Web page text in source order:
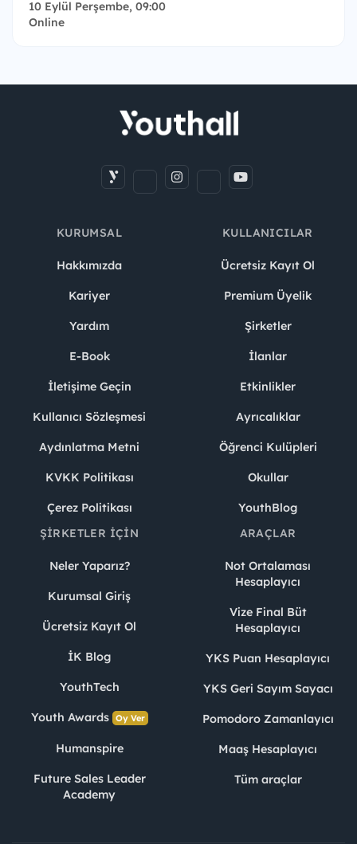
10 Eylül Perşembe, 09:00
Online
KURUMSAL
Hakkımızda
Kariyer
Yardım
E-Book
İletişime Geçin
Kullanıcı Sözleşmesi
Aydınlatma Metni
KVKK Politikası
Çerez Politikası
KULLANICILAR
Ücretsiz Kayıt Ol
Premium Üyelik
Şirketler
İlanlar
Etkinlikler
Ayrıcalıklar
Öğrenci Kulüpleri
Okullar
YouthBlog
ŞIRKETLER İÇIN
Neler Yaparız?
Kurumsal Giriş
Ücretsiz Kayıt Ol
İK Blog
YouthTech
Youth Awards Oy Ver
Humanspire
Future Sales Leader
Academy
ARAÇLAR
Not Ortalaması
Hesaplayıcı
Vize Final Büt
Hesaplayıcı
YKS Puan Hesaplayıcı
YKS Geri Sayım Sayacı
Pomodoro Zamanlayıcı
Maaş Hesaplayıcı
Tüm araçlar